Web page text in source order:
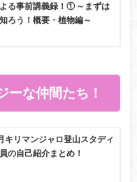
る事前講義録！① ～まずは
ろう！概要・植物編～
ーな仲間たち！
キリマンジャロ登山スタディ
の自己紹介まとめ！